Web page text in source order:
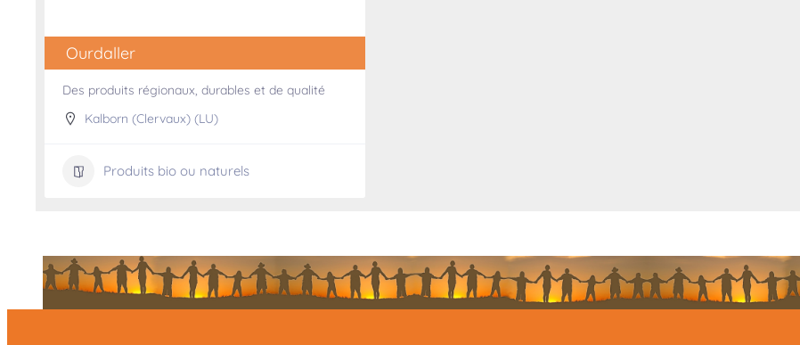
Ourdaller
Des produits régionaux, durables et de qualité
Kalborn (Clervaux) (LU)
Produits bio ou naturels